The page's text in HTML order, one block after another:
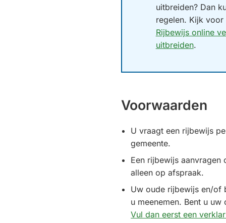
uitbreiden? Dan
regelen. Kijk
Rijbewijs online
uitbreiden.
Voorwaarden
U vraagt een rijbewijs
gemeente.
Een rijbewijs aanvragen
alleen op afspraak.
Uw oude rijbewijs en/of
u meenemen. Bent u
Vul dan eerst een